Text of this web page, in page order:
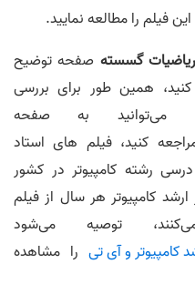
فیلم را مطالعه نمایید.
گسسته صفحه توضیح
کنید، همین طور برای بررسی
می‌توانید به صفحه
کنید، فیلم های استاد
رشته کامپیوتر در کشور
ارشد کامپیوتر هر سال از فیلم
توصیه می‌شود
کامپیوتر و آی تی را مشاهده